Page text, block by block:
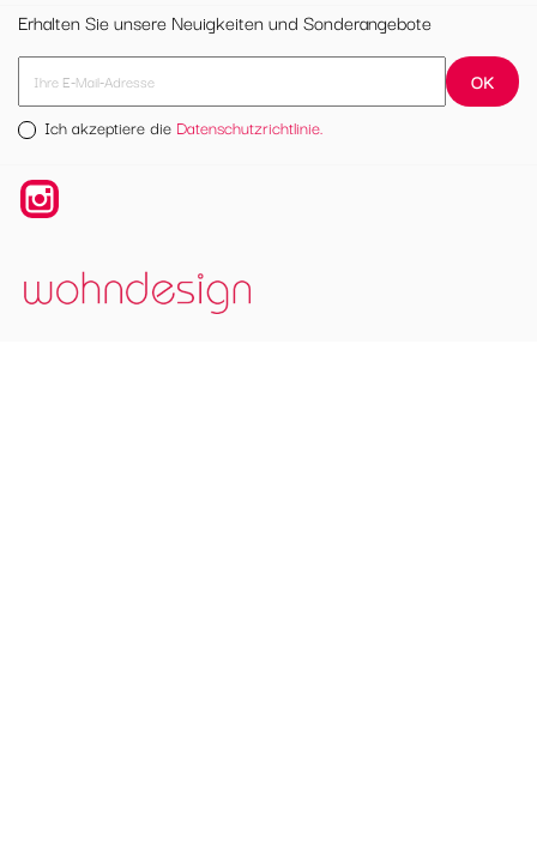
Erhalten Sie unsere Neuigkeiten und Sonderangebote
Ich akzeptiere die Datenschutzrichtlinie.